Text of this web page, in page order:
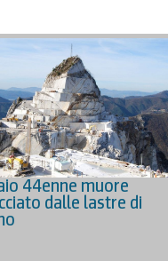
44enne muore
dalle lastre di